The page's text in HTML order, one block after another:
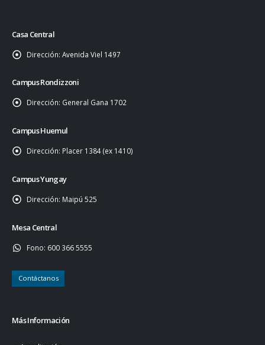
Casa Central
Dirección: Avenida Viel 1497
Campus Rondizzoni
Dirección: General Gana 1702
Campus Huemul
Dirección: Placer 1384 (ex 1410)
Campus Yungay
Dirección: Maipú 525
Mesa Central
Fono: 600 366 5555
Contáctanos
Más Información